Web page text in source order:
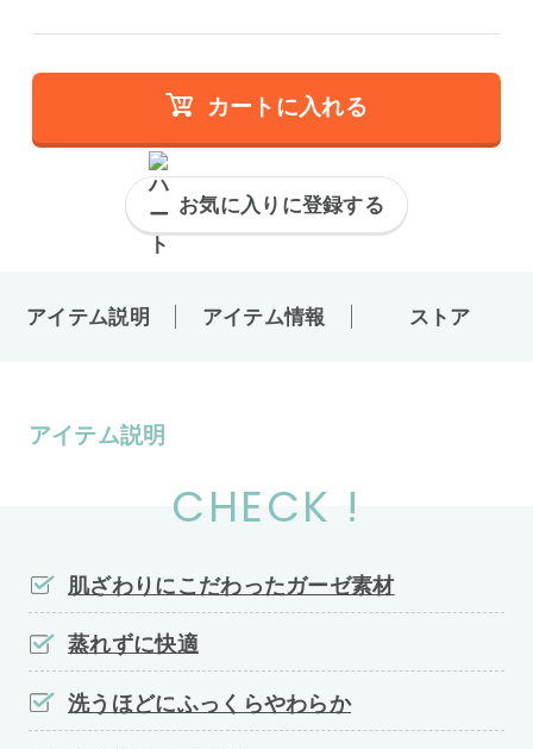
カートに入れる
お気に入りに登録する
アイテム説明 アイテム情報 ストア
アイテム説明
CHECK !
肌ざわりにこだわったガーゼ素材
蒸れずに快適
洗うほどにふっくらやわらか